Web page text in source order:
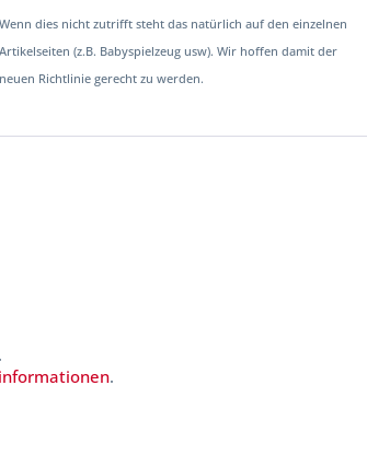
Wenn dies nicht zutrifft steht das natürlich auf den einzelnen
Artikelseiten (z.B. Babyspielzeug usw). Wir hoffen damit der
neuen Richtlinie gerecht zu werden.
.